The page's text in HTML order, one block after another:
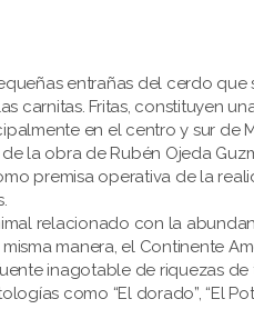
entrañas del cerdo
carnitas. Fritas, constituyen
en el centro y sur de
la obra de Rubén Ojeda
premisa operativa de la
relacionado con la
manera, el Continente
inagotable de riquezas
como “El dorado”, “El